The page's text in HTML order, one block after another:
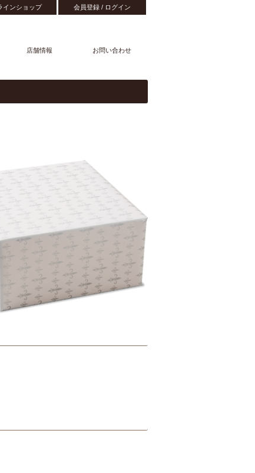
インショップ 会員登録 / ログイン
店舗情報 お問い合わせ